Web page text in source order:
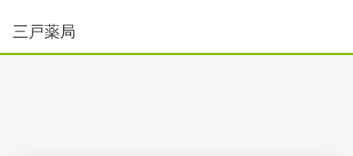
三戸薬局